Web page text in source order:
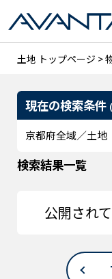
【
土地 トップページ >
現在の検索条件
京都府全域／土地
検索結果一覧
公開され